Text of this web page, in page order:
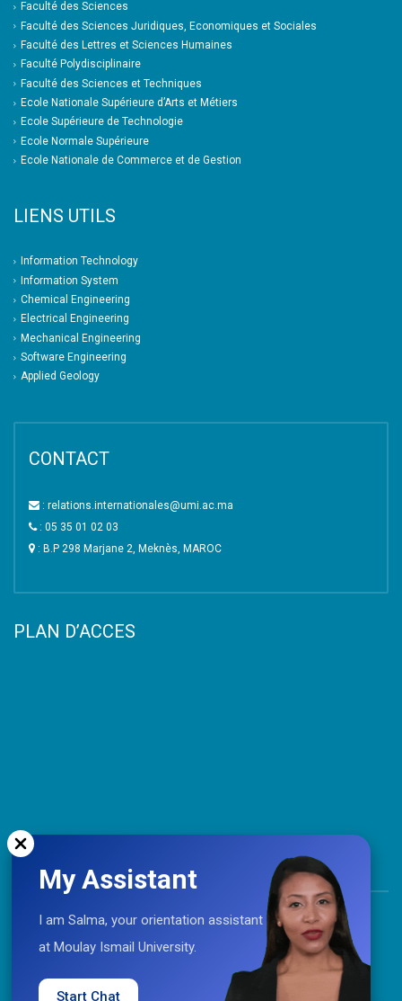
Faculté des Sciences
Faculté des Sciences Juridiques, Economiques et Sociales
Faculté des Lettres et Sciences Humaines
Faculté Polydisciplinaire
Faculté des Sciences et Techniques
Ecole Nationale Supérieure d’Arts et Métiers
Ecole Supérieure de Technologie
Ecole Normale Supérieure
Ecole Nationale de Commerce et de Gestion
LIENS UTILS
Information Technology
Information System
Chemical Engineering
Electrical Engineering
Mechanical Engineering
Software Engineering
Applied Geology
CONTACT
: relations.internationales@umi.ac.ma
: 05 35 01 02 03
: B.P 298 Marjane 2, Meknès, MAROC
PLAN D’ACCES
TOP
Coopération © 2021 Université Moulay Ismail
My Assistant
I am Salma, your orientation assistant
at Moulay Ismail University.
Start Chat